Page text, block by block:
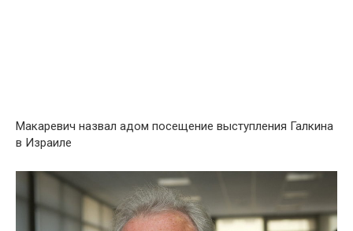
Макаревич назвал адом посещение выступления Галкина
в Израиле